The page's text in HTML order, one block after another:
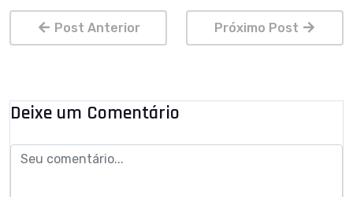
Post Anterior Próximo Post
Deixe um Comentário